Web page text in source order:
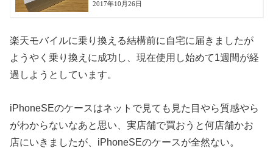
2017年10月26日
楽天モバイルに乗り換える結構前に自宅に届きましたが
ようやく乗り換えに成功し、現在使用し始めて1週間が経
過しようとしています。
iPhoneSEのケースはネットで見ても見た目やら質感やら
がわからないなあと思い、実店舗で買おうと何店舗かお
店にいきましたが、iPhoneSEのケースが全然ない。